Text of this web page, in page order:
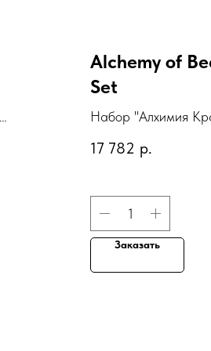
Alchemy of
Set
Набор "Алхимия
17 782 р.
Заказать